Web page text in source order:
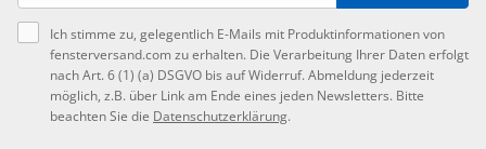
Ich stimme zu, gelegentlich E-Mails mit Produktinformationen von
fensterversand.com zu erhalten. Die Verarbeitung Ihrer Daten erfolgt
nach Art. 6 (1) (a) DSGVO bis auf Widerruf. Abmeldung jederzeit
möglich, z.B. über Link am Ende eines jeden Newsletters. Bitte
beachten Sie die Datenschutzerklärung.